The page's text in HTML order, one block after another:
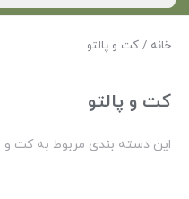
خانه / کت و پالتو
کت و پالتو
این دسته بندی مربوط به کت و